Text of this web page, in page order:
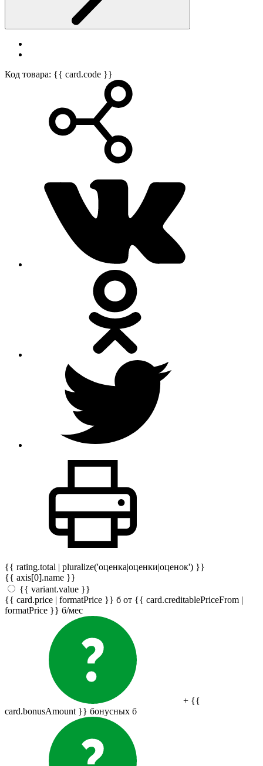
Код товара: {{ card.code }}
{{ rating.total | pluralize('оценка|оценки|оценок') }}
{{ axis[0].name }}
{{ variant.value }}
{{ card.price | formatPrice }} б от {{ card.creditablePriceFrom |
formatPrice }} б/мес
+ {{
card.bonusAmount }} бонусных б